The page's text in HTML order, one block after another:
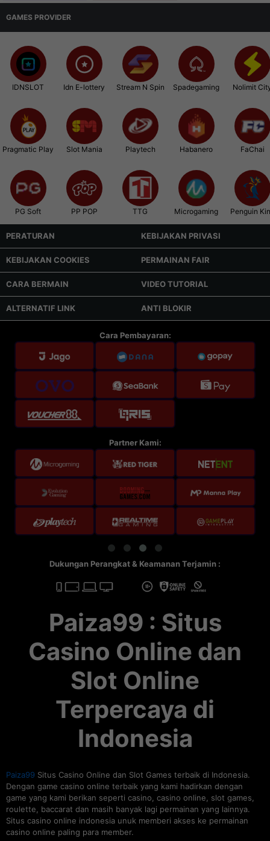
GAMES PROVIDER
IDNSLOT
Pragmatic Play
PG Soft
Idn E-lottery
Slot Mania
PP POP
Stream N Spin
Playtech
TTG
Spadegaming
Habanero
Microgaming
Nolimit
FaChai
Penguin
PERATURAN KEBIJAKAN PRIVASI
KEBIJAKAN COOKIES PERMAINAN FAIR
CARA BERMAIN VIDEO TUTORIAL
ALTERNATIF LINK ANTI BLOKIR
Cara Pembayaran:
Partner Kami:
Dukungan Perangkat & Keamanan Terjamin :
Paiza99 : Situs
Casino Online dan
Slot Online
Terpercaya di
Indonesia
Paiza99 Situs Casino Online dan Slot Games terbaik di Indonesia.
Dengan game casino online terbaik yang kami hadirkan dengan
game yang kami berikan seperti casino, casino online, slot games,
roulette, baccarat dan masih banyak lagi permainan yang lainnya.
Situs casino online indonesia unuk memberi akses ke permainan
casino online paling para member.